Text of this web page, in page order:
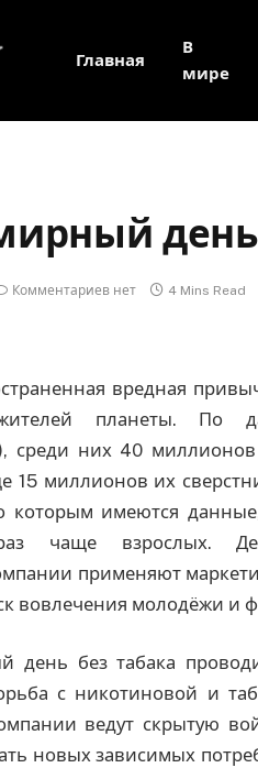
Главная
В
мире
день
Комментариев нет 4 Mins Read
вредная
планеты. По
среди них 40 миллионов
15 миллионов их
которым имеются
чаще взрослых.
применяют
вовлечения молодёжи и
день без табака
с никотиновой и
ведут скрытую
новых зависимых